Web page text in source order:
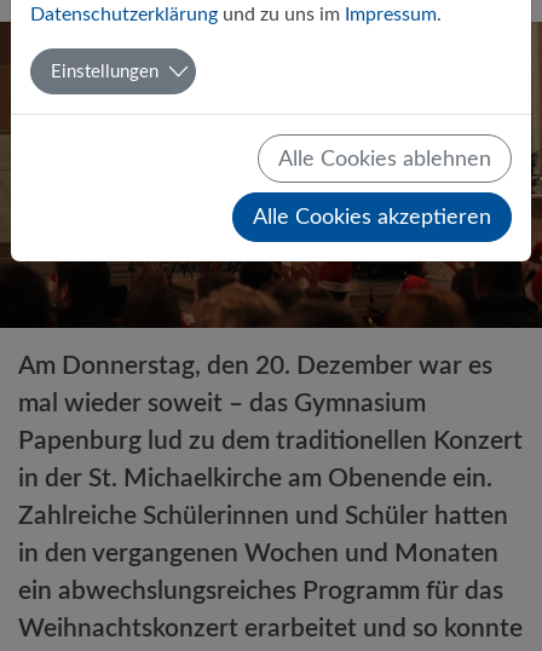
Am Donnerstag, den 20. Dezember war es
mal wieder soweit – das Gymnasium
Papenburg lud zu dem traditionellen Konzert
in der St. Michaelkirche am Obenende ein.
Zahlreiche Schülerinnen und Schüler hatten
in den vergangenen Wochen und Monaten
ein abwechslungsreiches Programm für das
Weihnachtskonzert erarbeitet und so konnte
Datenschutzerklärung und zu uns im Impressum.
Einstellungen
Alle Cookies ablehnen
Alle Cookies akzeptieren